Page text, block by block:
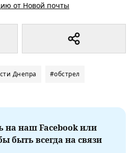
от Новой почты
Днепра #обстрел
на наш Facebook или
быть всегда на связи